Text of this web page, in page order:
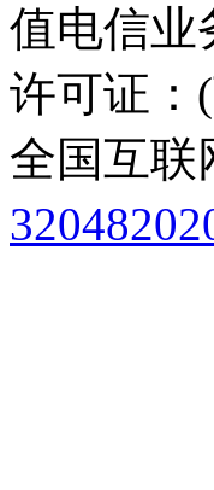
值电信业
许可证：
全国互联